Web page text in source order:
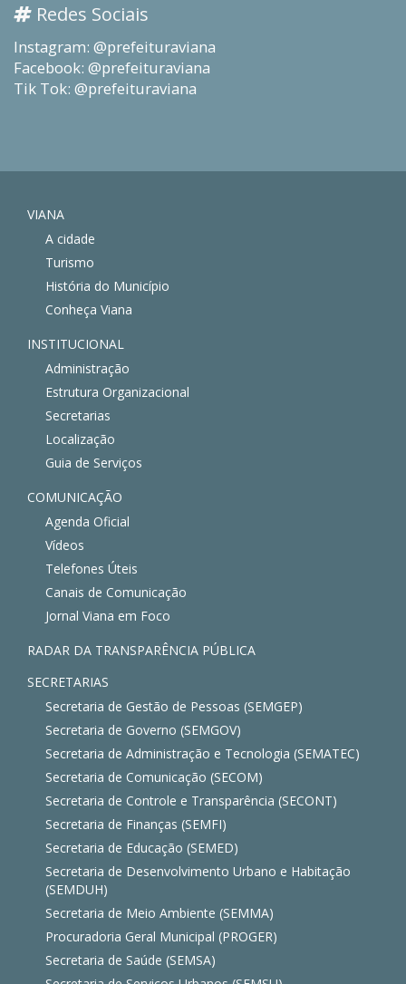
Redes Sociais
Instagram: @prefeituraviana
Facebook: @prefeituraviana
Tik Tok: @prefeituraviana
VIANA
A cidade
Turismo
História do Município
Conheça Viana
INSTITUCIONAL
Administração
Estrutura Organizacional
Secretarias
Localização
Guia de Serviços
COMUNICAÇÃO
Agenda Oficial
Vídeos
Telefones Úteis
Canais de Comunicação
Jornal Viana em Foco
RADAR DA TRANSPARÊNCIA PÚBLICA
SECRETARIAS
Secretaria de Gestão de Pessoas (SEMGEP)
Secretaria de Governo (SEMGOV)
Secretaria de Administração e Tecnologia (SEMATEC)
Secretaria de Comunicação (SECOM)
Secretaria de Controle e Transparência (SECONT)
Secretaria de Finanças (SEMFI)
Secretaria de Educação (SEMED)
Secretaria de Desenvolvimento Urbano e Habitação
(SEMDUH)
Secretaria de Meio Ambiente (SEMMA)
Procuradoria Geral Municipal (PROGER)
Secretaria de Saúde (SEMSA)